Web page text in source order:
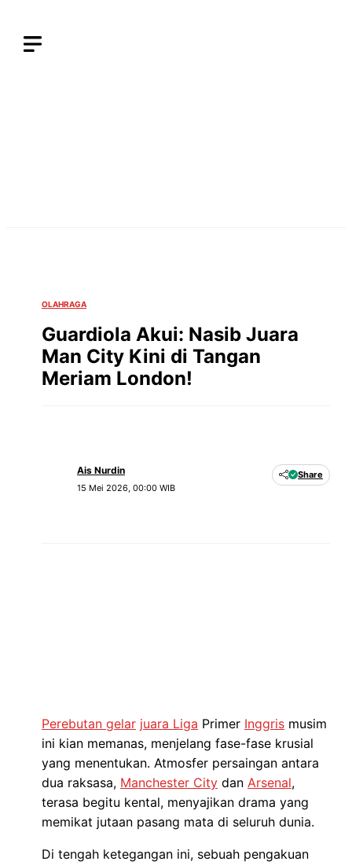
OLAHRAGA
Guardiola Akui: Nasib Juara
Man City Kini di Tangan
Meriam London!
Ais Nurdin
15 Mei 2026, 00:00 WIB
Share
Perebutan gelar juara Liga Primer Inggris musim
ini kian memanas, menjelang fase-fase krusial
yang menentukan. Atmosfer persaingan antara
dua raksasa, Manchester City dan Arsenal,
terasa begitu kental, menyajikan drama yang
memikat jutaan pasang mata di seluruh dunia.
Di tengah ketegangan ini, sebuah pengakuan